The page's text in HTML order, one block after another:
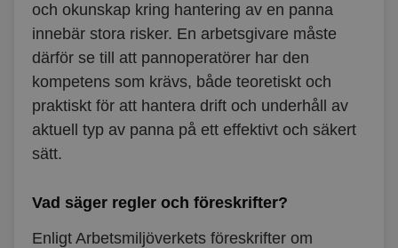
och okunskap kring hantering av en panna
innebär stora risker. En arbetsgivare måste
därför se till att pannoperatörer har den
kompetens som krävs, både teoretiskt och
praktiskt för att hantera drift och underhåll av
aktuell typ av panna på ett effektivt och säkert
sätt.
Vad säger regler och föreskrifter?
Enligt Arbetsmiljöverkets föreskrifter om